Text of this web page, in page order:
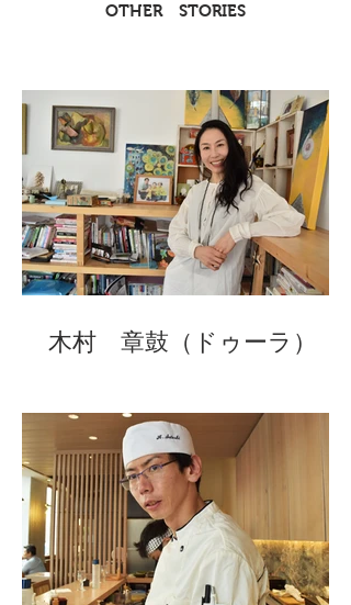
OTHER STORIES
木村 章鼓（ドゥーラ）